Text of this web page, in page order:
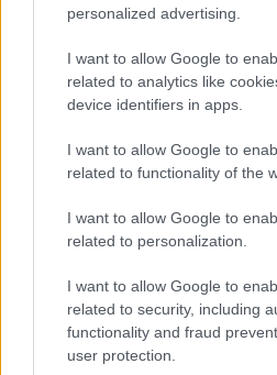
personalized advertising.
I want to allow Google to
related to analytics like
device identifiers in apps.
I want to allow Google to
related to functionality of the
I want to allow Google to
related to personalization.
I want to allow Google to
related to security, including
functionality and fraud
user protection.
A 13 éves lányom
vacsorára hazahozta
az éhező…
A padláson
az
Viccek: Két barát
hogy fogják…
Egy nő